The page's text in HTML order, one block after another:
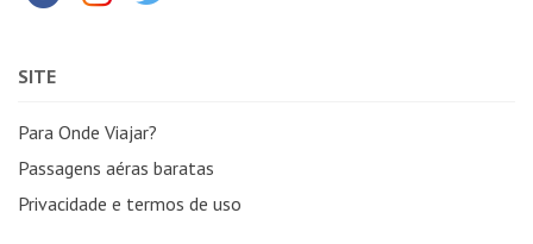
SITE
Para Onde Viajar?
Passagens aéras baratas
Privacidade e termos de uso